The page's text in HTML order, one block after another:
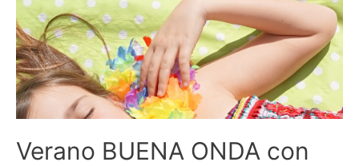
Verano BUENA ONDA con